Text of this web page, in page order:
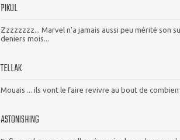
PIKUL
Zzzzzzzz... Marvel n'a jamais aussi peu mérité son
deniers mois...
TELLAK
Mouais ... ils vont le faire revivre au bout de combien
ASTONISHING